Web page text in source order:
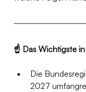
☝️ Das Wichtigste
Die
2027